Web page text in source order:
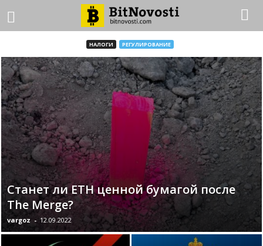
НАЛОГИ РЕГУЛИРОВАНИЕ
Станет ли ETH ценной бумагой после
The Merge?
vargoz - 12.09.2022